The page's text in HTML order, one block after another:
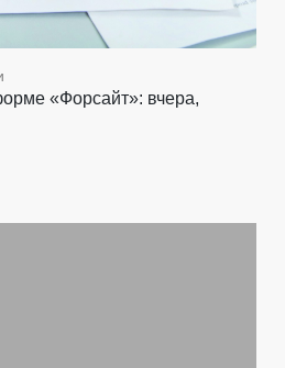
«Форсайт»: вчера,